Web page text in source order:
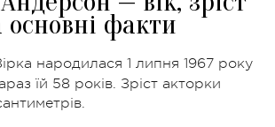
основні факти
народилася 1 липня 1967 року
їй 58 років. Зріст акторки